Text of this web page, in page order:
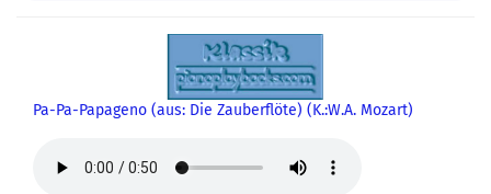
Pa-Pa-Papageno (aus: Die Zauberflöte) (K.:W.A. Mozart)